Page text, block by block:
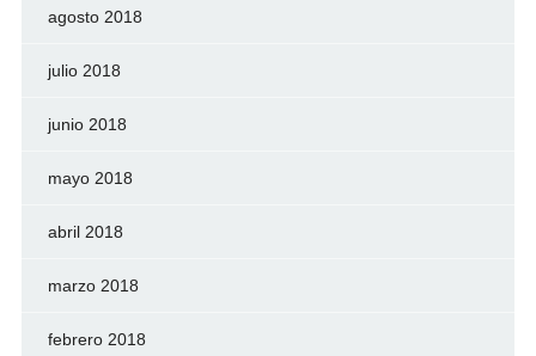
agosto 2018
julio 2018
junio 2018
mayo 2018
abril 2018
marzo 2018
febrero 2018